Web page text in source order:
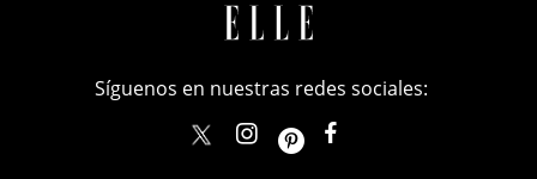
Síguenos en nuestras redes sociales:
elle_mexicoellemexico